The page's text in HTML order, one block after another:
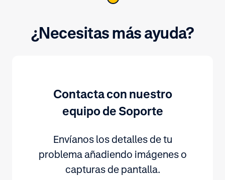
¿Necesitas más ayuda?
Contacta con nuestro
equipo de Soporte
Envíanos los detalles de tu
problema añadiendo imágenes o
capturas de pantalla.